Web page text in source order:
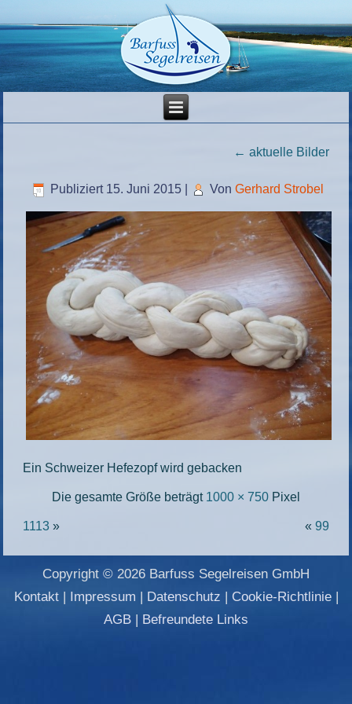
← aktuelle Bilder
Publiziert 15. Juni 2015 Von Gerhard Strobel
Ein Schweizer Hefezopf wird gebacken
Die gesamte Größe beträgt 1000 × 750 Pixel
1113 » « 99
Copyright © 2026 Barfuss Segelreisen GmbH
Kontakt| Impressum Datenschutz Cookie-Richtlinie|
AGB
Befreundete Links